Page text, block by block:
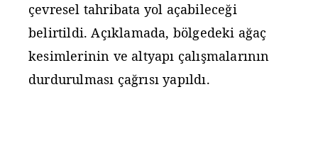
durdurulması çağrısı yapıldı.